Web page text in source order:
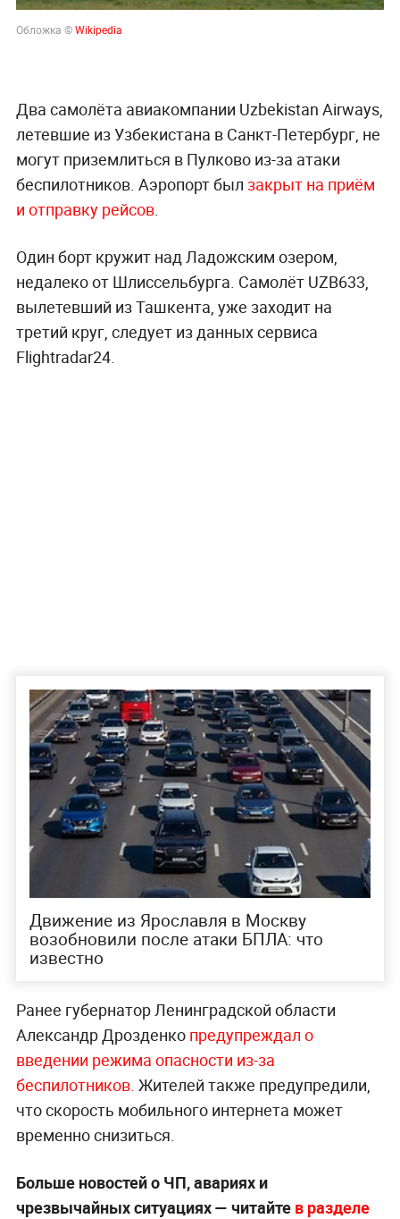
Обложка ©Wikipedia
Два самолёта авиакомпании Uzbekistan Airways,
летевшие из Узбекистана в Санкт-Петербург, не
могут приземлиться в Пулково из-за атаки
беспилотников. Аэропорт был закрыт на приём
и отправку рейсов.
Один борт кружит над Ладожским озером,
недалеко от Шлиссельбурга. Самолёт UZB633,
вылетевший из Ташкента, уже заходит на
третий круг, следует из данных сервиса
Flightradar24.
Движение из Ярославля в Москву
возобновили после атаки БПЛА: что
известно
Ранее губернатор Ленинградской области
Александр Дрозденко предупреждал о
введении режима опасности из-за
беспилотников. Жителей также предупредили,
что скорость мобильного интернета может
временно снизиться.
Больше новостей о ЧП, авариях и
чрезвычайных ситуациях — читайте в разделе